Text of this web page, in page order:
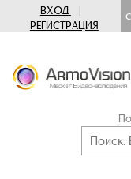
ВХОД
|
РЕГИСТРАЦИЯ